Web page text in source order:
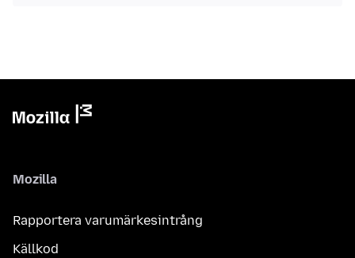
Mozilla
Rapportera varumärkesintrång
Källkod